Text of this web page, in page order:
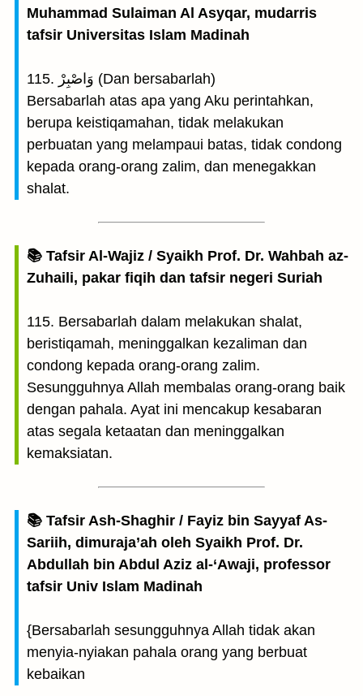
Muhammad Sulaiman Al Asyqar, mudarris
tafsir Universitas Islam Madinah
115. وَاصْبِرْ (Dan bersabarlah)
Bersabarlah atas apa yang Aku perintahkan,
berupa keistiqamahan, tidak melakukan
perbuatan yang melampaui batas, tidak condong
kepada orang-orang zalim, dan menegakkan
shalat.
📚 Tafsir Al-Wajiz / Syaikh Prof. Dr. Wahbah az-
Zuhaili, pakar fiqih dan tafsir negeri Suriah
115. Bersabarlah dalam melakukan shalat,
beristiqamah, meninggalkan kezaliman dan
condong kepada orang-orang zalim.
Sesungguhnya Allah membalas orang-orang baik
dengan pahala. Ayat ini mencakup kesabaran
atas segala ketaatan dan meninggalkan
kemaksiatan.
📚 Tafsir Ash-Shaghir / Fayiz bin Sayyaf As-
Sariih, dimuraja’ah oleh Syaikh Prof. Dr.
Abdullah bin Abdul Aziz al-‘Awaji, professor
tafsir Univ Islam Madinah
{Bersabarlah sesungguhnya Allah tidak akan
menyia-nyiakan pahala orang yang berbuat
kebaikan